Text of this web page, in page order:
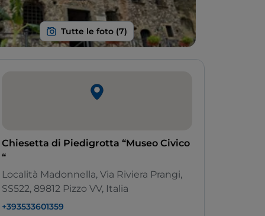
Chiesetta di Piedigrotta “Museo Civico
“
Località Madonnella, Via Riviera Prangi,
SS522, 89812 Pizzo VV, Italia
+393533601359